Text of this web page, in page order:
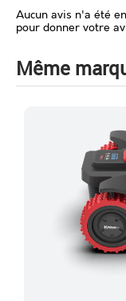
Aucun avis n'a été
pour donner votre
Même